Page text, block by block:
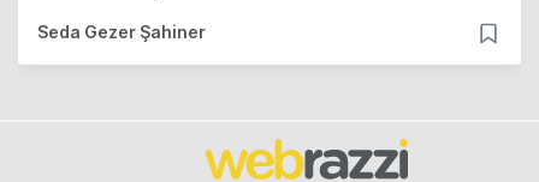
Seda Gezer Şahiner